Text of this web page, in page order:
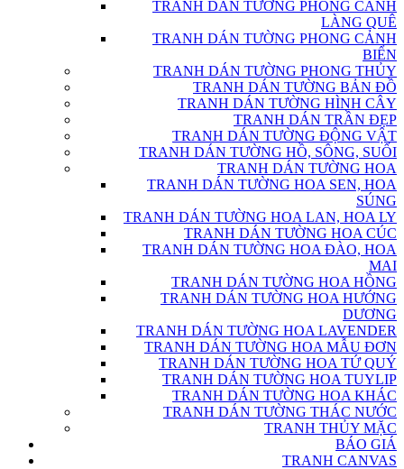
TRANH DÁN TƯỜNG PHONG CẢNH
LÀNG QUÊ
TRANH DÁN TƯỜNG PHONG CẢNH
BIỂN
TRANH DÁN TƯỜNG PHONG THỦY
TRANH DÁN TƯỜNG BẢN ĐỒ
TRANH DÁN TƯỜNG HÌNH CÂY
TRANH DÁN TRẦN ĐẸP
TRANH DÁN TƯỜNG ĐỘNG VẬT
TRANH DÁN TƯỜNG HỒ, SÔNG, SUỐI
TRANH DÁN TƯỜNG HOA
TRANH DÁN TƯỜNG HOA SEN, HOA
SÚNG
TRANH DÁN TƯỜNG HOA LAN, HOA LY
TRANH DÁN TƯỜNG HOA CÚC
TRANH DÁN TƯỜNG HOA ĐÀO, HOA
MAI
TRANH DÁN TƯỜNG HOA HỒNG
TRANH DÁN TƯỜNG HOA HƯỚNG
DƯƠNG
TRANH DÁN TƯỜNG HOA LAVENDER
TRANH DÁN TƯỜNG HOA MẪU ĐƠN
TRANH DÁN TƯỜNG HOA TỨ QUÝ
TRANH DÁN TƯỜNG HOA TUYLIP
TRANH DÁN TƯỜNG HOA KHÁC
TRANH DÁN TƯỜNG THÁC NƯỚC
TRANH THỦY MẶC
BÁO GIÁ
TRANH CANVAS